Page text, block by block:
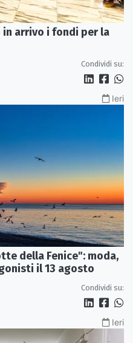
in arrivo i fondi per la
Condividi su:
Ieri
della Fenice": moda,
il 13 agosto
Condividi su:
Ieri